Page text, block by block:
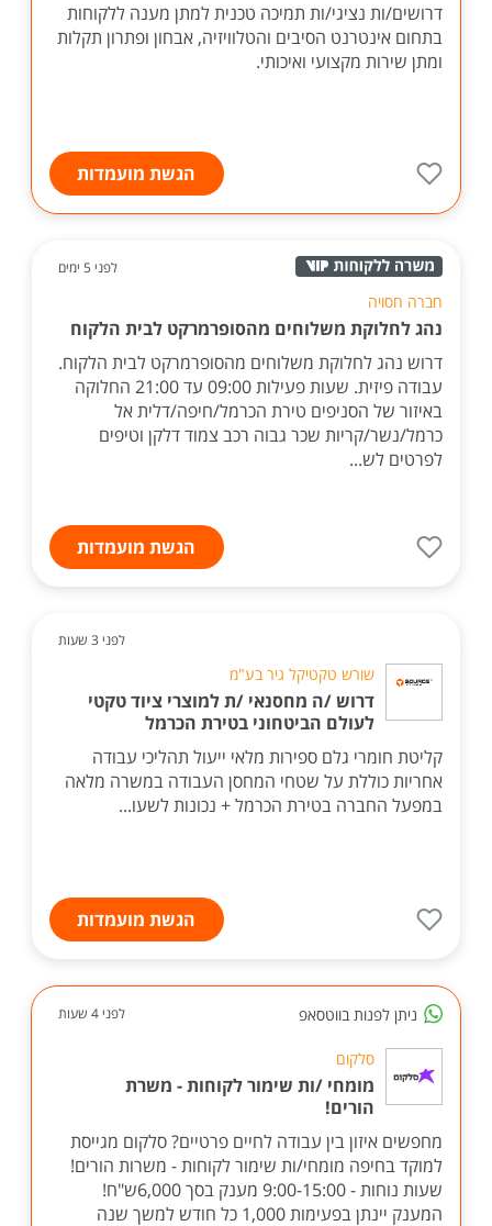
דרושים/ות נציגי/ות תמיכה טכנית למתן מענה ללקוחות
בתחום אינטרנט הסיבים והטלוויזיה, אבחון ופתרון תקלות
ומתן שירות מקצועי ואיכותי.
הגשת מועמדות
לפני 5 ימים
חברה חסויה
נהג לחלוקת משלוחים מהסופרמרקט לבית הלקוח
דרוש נהג לחלוקת משלוחים מהסופרמרקט לבית הלקוח.
עבודה פיזית. שעות פעילות 09:00 עד 21:00 החלוקה
באיזור של הסניפים טירת הכרמל/חיפה/דלית אל
כרמל/נשר/קריות שכר גבוה רכב צמוד דלקן וטיפים
לפרטים לש...
הגשת מועמדות
לפני 3 שעות
שורש טקטיקל גיר בע"מ
דרוש /ה מחסנאי /ת למוצרי ציוד טקטי
לעולם הביטחוני בטירת הכרמל
קליטת חומרי גלם ספירות מלאי ייעול תהליכי עבודה
אחריות כוללת על שטחי המחסן העבודה במשרה מלאה
במפעל החברה בטירת הכרמל + נכונות לשעו...
הגשת מועמדות
ניתן לפנות בווטסאפ לפני 4 שעות
סלקום
מומחי /ות שימור לקוחות - משרת
הורים!
מחפשים איזון בין עבודה לחיים פרטיים? סלקום מגייסת
למוקד בחיפה מומחי/ות שימור לקוחות - משרות הורים!
שעות נוחות - 9:00-15:00 מענק בסך 6,000ש"ח!
המענק יינתן בפעימות 1,000 כל חודש למשך שנה